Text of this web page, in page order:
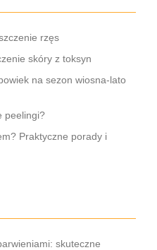
rzęs
skóry z toksyn
na sezon wiosna-lato
peelingi?
Praktyczne porady i
skuteczne